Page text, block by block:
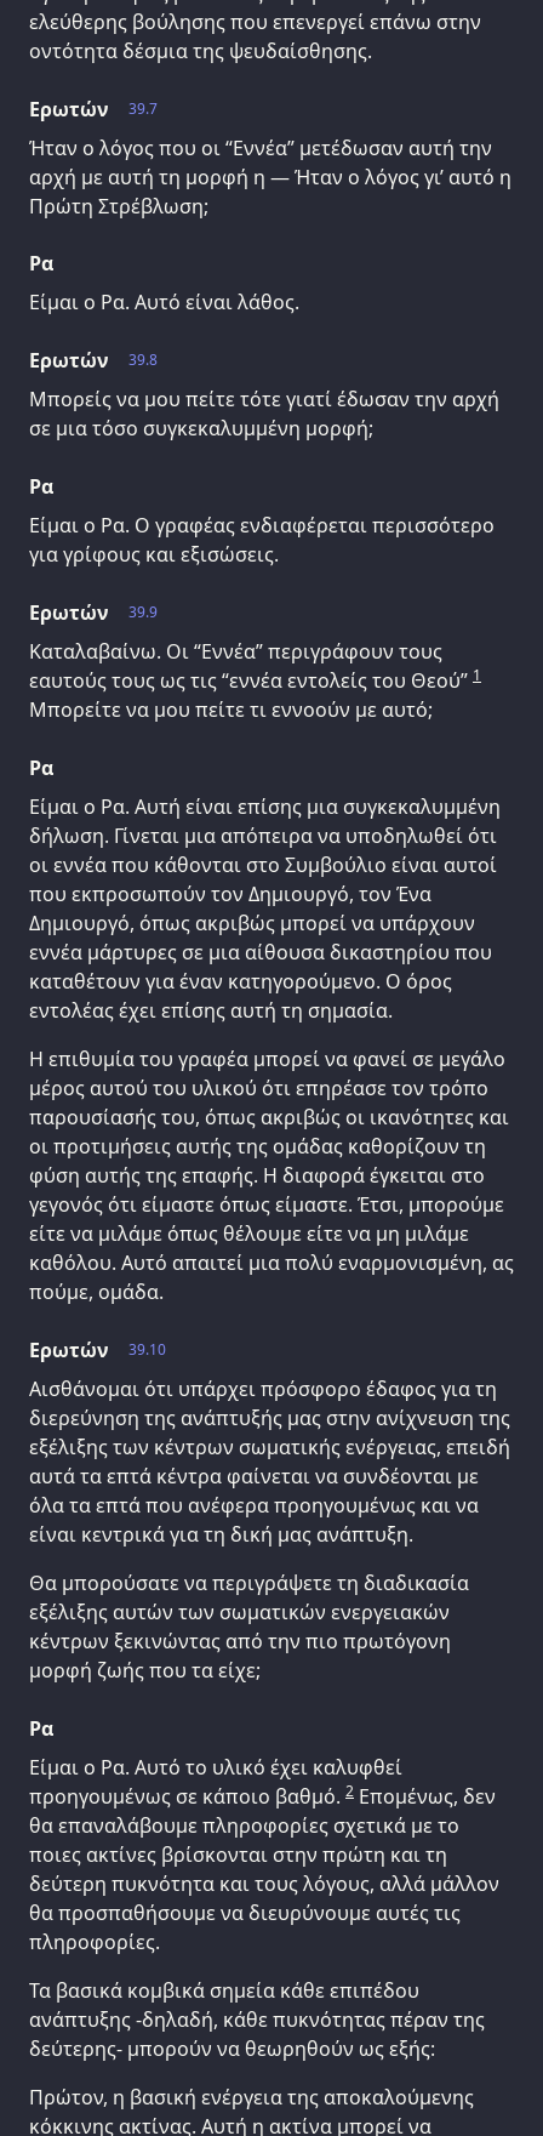
ελεύθερης βούλησης που επενεργεί επάνω στην
οντότητα δέσμια της ψευδαίσθησης.
39.7
Ερωτών
Ήταν ο λόγος που οι “Εννέα” μετέδωσαν αυτή την
αρχή με αυτή τη μορφή η — Ήταν ο λόγος γι’ αυτό η
Πρώτη Στρέβλωση;
Ρα
Είμαι ο Ρα. Αυτό είναι λάθος.
39.8
Ερωτών
Μπορείς να μου πείτε τότε γιατί έδωσαν την αρχή
σε μια τόσο συγκεκαλυμμένη μορφή;
Ρα
Είμαι ο Ρα. Ο γραφέας ενδιαφέρεται περισσότερο
για γρίφους και εξισώσεις.
39.9
Ερωτών
Καταλαβαίνω. Οι “Εννέα” περιγράφουν τους
εαυτούς τους ως τις “εννέα εντολείς του Θεού” 1
Μπορείτε να μου πείτε τι εννοούν με αυτό;
Ρα
Είμαι ο Ρα. Αυτή είναι επίσης μια συγκεκαλυμμένη
δήλωση. Γίνεται μια απόπειρα να υποδηλωθεί ότι
οι εννέα που κάθονται στο Συμβούλιο είναι αυτοί
που εκπροσωπούν τον Δημιουργό, τον Ένα
Δημιουργό, όπως ακριβώς μπορεί να υπάρχουν
εννέα μάρτυρες σε μια αίθουσα δικαστηρίου που
καταθέτουν για έναν κατηγορούμενο. Ο όρος
εντολέας έχει επίσης αυτή τη σημασία.
Η επιθυμία του γραφέα μπορεί να φανεί σε μεγάλο
μέρος αυτού του υλικού ότι επηρέασε τον τρόπο
παρουσίασής του, όπως ακριβώς οι ικανότητες και
οι προτιμήσεις αυτής της ομάδας καθορίζουν τη
φύση αυτής της επαφής. Η διαφορά έγκειται στο
γεγονός ότι είμαστε όπως είμαστε. Έτσι, μπορούμε
είτε να μιλάμε όπως θέλουμε είτε να μη μιλάμε
καθόλου. Αυτό απαιτεί μια πολύ εναρμονισμένη, ας
πούμε, ομάδα.
39.10
Ερωτών
Αισθάνομαι ότι υπάρχει πρόσφορο έδαφος για τη
διερεύνηση της ανάπτυξής μας στην ανίχνευση της
εξέλιξης των κέντρων σωματικής ενέργειας, επειδή
αυτά τα επτά κέντρα φαίνεται να συνδέονται με
όλα τα επτά που ανέφερα προηγουμένως και να
είναι κεντρικά για τη δική μας ανάπτυξη.
Θα μπορούσατε να περιγράψετε τη διαδικασία
εξέλιξης αυτών των σωματικών ενεργειακών
κέντρων ξεκινώντας από την πιο πρωτόγονη
μορφή ζωής που τα είχε;
Ρα
Είμαι ο Ρα. Αυτό το υλικό έχει καλυφθεί
προηγουμένως σε κάποιο βαθμό. 2 Επομένως, δεν
θα επαναλάβουμε πληροφορίες σχετικά με το
ποιες ακτίνες βρίσκονται στην πρώτη και τη
δεύτερη πυκνότητα και τους λόγους, αλλά μάλλον
θα προσπαθήσουμε να διευρύνουμε αυτές τις
πληροφορίες.
Τα βασικά κομβικά σημεία κάθε επιπέδου
ανάπτυξης -δηλαδή, κάθε πυκνότητας πέραν της
δεύτερης- μπορούν να θεωρηθούν ως εξής:
Πρώτον, η βασική ενέργεια της αποκαλούμενης
κόκκινης ακτίνας. Αυτή η ακτίνα μπορεί να